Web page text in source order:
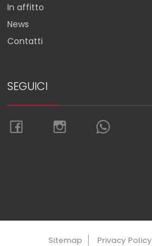
In affitto
News
Contatti
SEGUICI
Sitemap Privacy Policy